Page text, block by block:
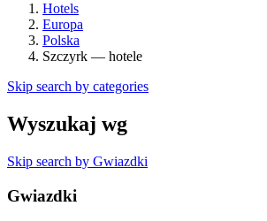
Hotels
Europa
Polska
Szczyrk — hotele
Skip search by categories
Wyszukaj wg
Skip search by Gwiazdki
Gwiazdki